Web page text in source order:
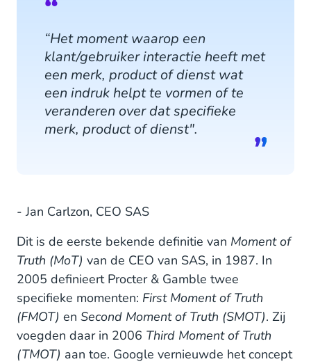
“Het moment waarop een
klant/gebruiker interactie heeft met
een merk, product of dienst wat
een indruk helpt te vormen of te
veranderen over dat specifieke
merk, product of dienst".
- Jan Carlzon, CEO SAS
Dit is de eerste bekende definitie van Moment of
Truth (MoT) van de CEO van SAS, in 1987. In
2005 definieert Procter & Gamble twee
specifieke momenten: First Moment of Truth
(FMOT) en Second Moment of Truth (SMOT). Zij
voegden daar in 2006 Third Moment of Truth
(TMOT) aan toe. Google vernieuwde het concept